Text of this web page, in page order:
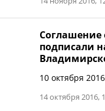
Соглашение
подписали
10 октября
14 октября 2016,